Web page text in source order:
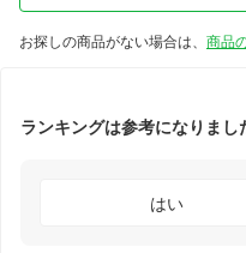
お探しの商品がない場合は、 商品
ランキングは参考になりまし
はい